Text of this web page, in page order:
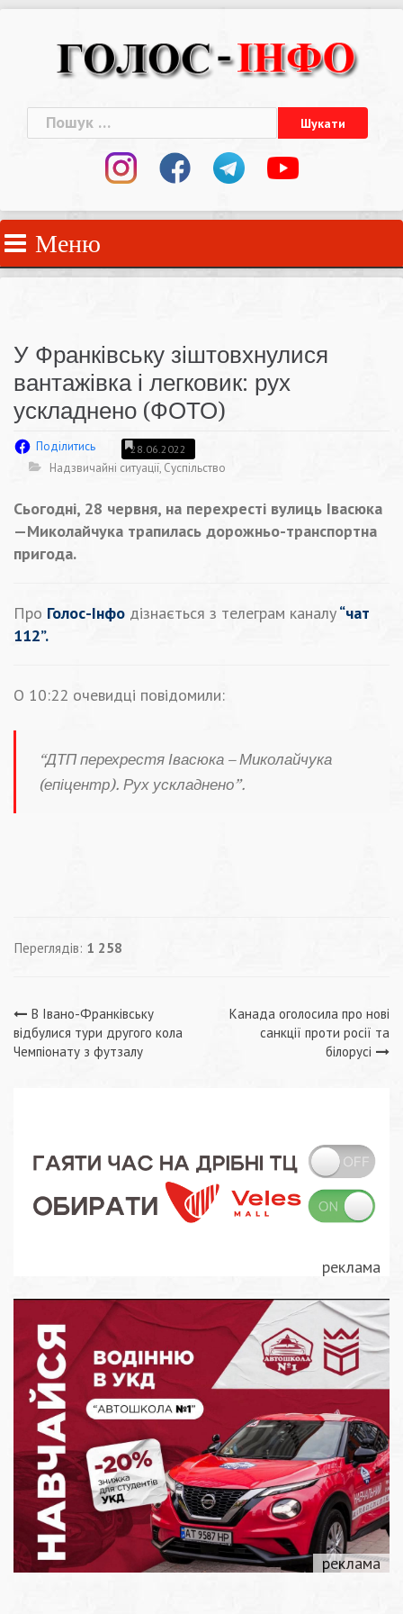
Пошук:
Меню
У Франківську зіштовхнулися
вантажівка і легковик: рух
ускладнено (ФОТО)
Поділитись 28.06.2022
Надзвичайні ситуації, Суспільство
Сьогодні, 28 червня, на перехресті вулиць Івасюка
—Миколайчука трапилась дорожньо-транспортна
пригода.
Про Голос-Інфо дізнається з телеграм каналу“чат
112”.
О 10:22 очевидці повідомили:
“ДТП перехрестя Івасюка – Миколайчука
(епіцентр). Рух ускладнено”.
Переглядів: 1 258
Навігація
записів
В Івано-Франківську
відбулися тури другого кола
Чемпіонату з футзалу
Канада оголосила про нові
санкції проти росії та
білорусі